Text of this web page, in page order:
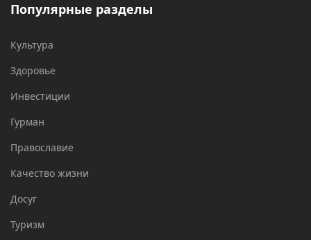
Популярные разделы
Культура
Здоровье
Инвестиции
Гурман
Православие
Качество жизни
Досуг
Туризм